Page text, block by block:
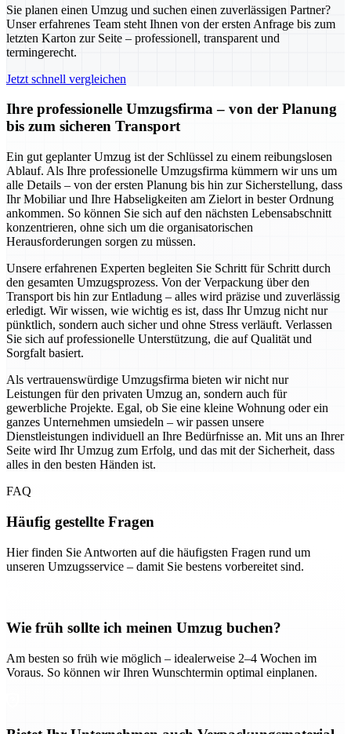
Sie planen einen Umzug und suchen einen zuverlässigen Partner?
Unser erfahrenes Team steht Ihnen von der ersten Anfrage bis zum
letzten Karton zur Seite – professionell, transparent und
termingerecht.
Jetzt schnell vergleichen
Ihre professionelle Umzugsfirma – von der Planung
bis zum sicheren Transport
Ein gut geplanter Umzug ist der Schlüssel zu einem reibungslosen
Ablauf. Als Ihre professionelle Umzugsfirma kümmern wir uns um
alle Details – von der ersten Planung bis hin zur Sicherstellung, dass
Ihr Mobiliar und Ihre Habseligkeiten am Zielort in bester Ordnung
ankommen. So können Sie sich auf den nächsten Lebensabschnitt
konzentrieren, ohne sich um die organisatorischen
Herausforderungen sorgen zu müssen.
Unsere erfahrenen Experten begleiten Sie Schritt für Schritt durch
den gesamten Umzugsprozess. Von der Verpackung über den
Transport bis hin zur Entladung – alles wird präzise und zuverlässig
erledigt. Wir wissen, wie wichtig es ist, dass Ihr Umzug nicht nur
pünktlich, sondern auch sicher und ohne Stress verläuft. Verlassen
Sie sich auf professionelle Unterstützung, die auf Qualität und
Sorgfalt basiert.
Als vertrauenswürdige Umzugsfirma bieten wir nicht nur
Leistungen für den privaten Umzug an, sondern auch für
gewerbliche Projekte. Egal, ob Sie eine kleine Wohnung oder ein
ganzes Unternehmen umsiedeln – wir passen unsere
Dienstleistungen individuell an Ihre Bedürfnisse an. Mit uns an Ihrer
Seite wird Ihr Umzug zum Erfolg, und das mit der Sicherheit, dass
alles in den besten Händen ist.
FAQ
Häufig gestellte Fragen
Hier finden Sie Antworten auf die häufigsten Fragen rund um
unseren Umzugsservice – damit Sie bestens vorbereitet sind.
Wie früh sollte ich meinen Umzug buchen?
Am besten so früh wie möglich – idealerweise 2–4 Wochen im
Voraus. So können wir Ihren Wunschtermin optimal einplanen.